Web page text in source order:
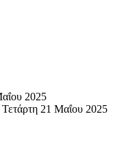
2025
21 Μαΐου 2025